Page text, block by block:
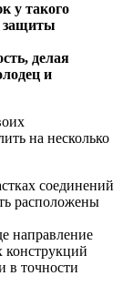
у такого
защиты
делая
и
на несколько
соединений
расположены
направление
конструкций
в точности